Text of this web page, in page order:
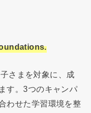
さまを対象に、成
す。3つのキャンパ
わせた学習環境を整